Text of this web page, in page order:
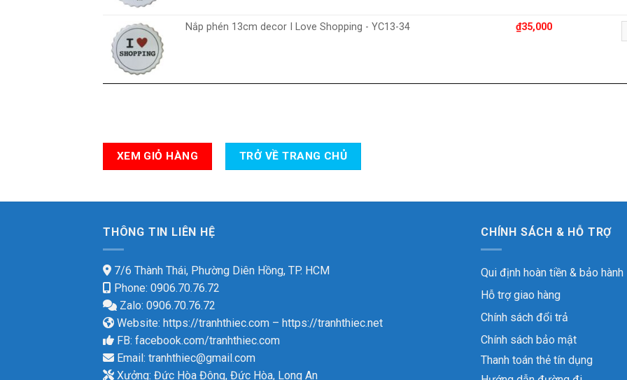
Nắp phén 13cm decor I Love Shopping - YC13-34 ₫35,000
XEM GIỎ HÀNG TRỞ VỀ TRANG CHỦ
THÔNG TIN LIÊN HỆ
7/6 Thành Thái, Phường Diên Hồng, TP. HCM
Phone: 0906.70.76.72
Zalo: 0906.70.76.72
Website: https://tranhthiec.com – https://tranhthiec.net
FB: facebook.com/tranhthiec.com
Email: tranhthiec@gmail.com
Xưởng: Đức Hòa Đông, Đức Hòa, Long An
CHÍNH SÁCH & HỖ TRỢ
Qui định hoàn tiền & bảo hành
Hỗ trợ giao hàng
Chính sách đổi trả
Chính sách bảo mật
Thanh toán thẻ tín dụng